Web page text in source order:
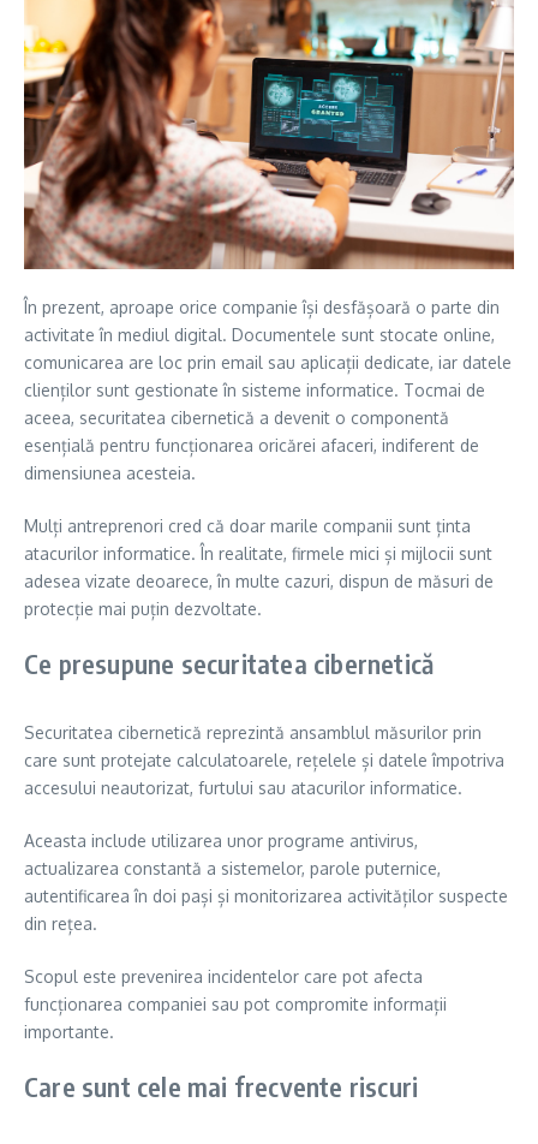
În prezent, aproape orice companie își desfășoară o parte din
activitate în mediul digital. Documentele sunt stocate online,
comunicarea are loc prin email sau aplicații dedicate, iar datele
clienților sunt gestionate în sisteme informatice. Tocmai de
aceea, securitatea cibernetică a devenit o componentă
esențială pentru funcționarea oricărei afaceri, indiferent de
dimensiunea acesteia.
Mulți antreprenori cred că doar marile companii sunt ținta
atacurilor informatice. În realitate, firmele mici și mijlocii sunt
adesea vizate deoarece, în multe cazuri, dispun de măsuri de
protecție mai puțin dezvoltate.
Ce presupune securitatea cibernetică
Securitatea cibernetică reprezintă ansamblul măsurilor prin
care sunt protejate calculatoarele, rețelele și datele împotriva
accesului neautorizat, furtului sau atacurilor informatice.
Aceasta include utilizarea unor programe antivirus,
actualizarea constantă a sistemelor, parole puternice,
autentificarea în doi pași și monitorizarea activităților suspecte
din rețea.
Scopul este prevenirea incidentelor care pot afecta
funcționarea companiei sau pot compromite informații
importante.
Care sunt cele mai frecvente riscuri